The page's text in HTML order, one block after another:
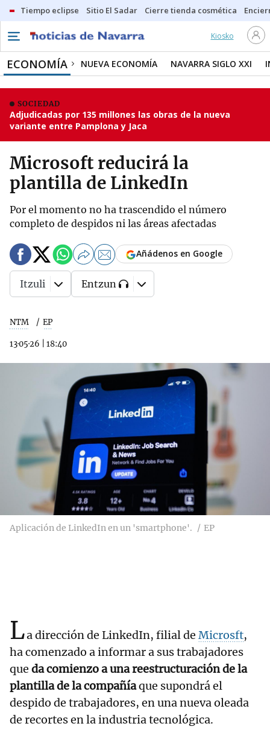
Tiempo eclipse Sitio El Sadar Cierre tienda cosmética
Kiosko
ECONOMÍA NUEVA ECONOMÍA NAVARRA SIGLO XXI
SOCIEDAD
Adjudicadas por 135 millones las obras de la nueva
variante entre Pamplona y Jaca
Microsoft reducirá la
plantilla de LinkedIn
Por el momento no ha trascendido el número
completo de despidos ni las áreas afectadas
NTM EP
13·05·26 18:40
Añádenos en Google
Itzuli Entzun
Aplicación de LinkedIn en un 'smartphone'. EP
La dirección de LinkedIn, filial de Microsft,
ha comenzado a informar a sus trabajadores
que da comienzo a una reestructuración de la
plantilla de la compañíaque supondrá el
despido de trabajadores, en una nueva oleada
de recortes en la industria tecnológica.